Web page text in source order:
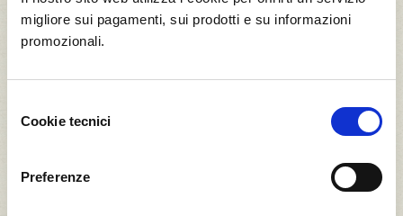
migliore sui pagamenti, sui prodotti e su informazioni
promozionali.
delCookie tecnici
Preferenze
10